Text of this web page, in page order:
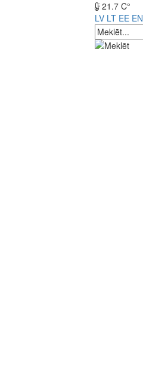
21.7 C°
LV LT EE EN